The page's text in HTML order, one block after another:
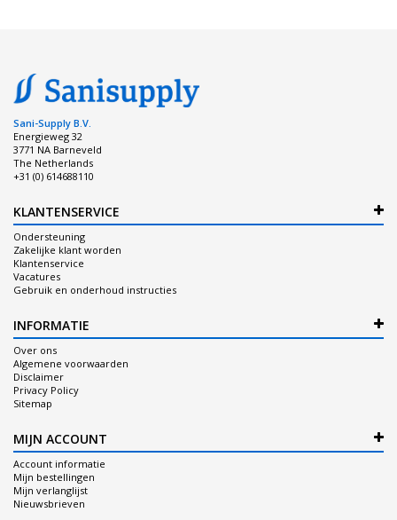
Sani-Supply B.V.
Energieweg 32
3771 NA Barneveld
The Netherlands
+31 (0) 614688110
KLANTENSERVICE
Ondersteuning
Zakelijke klant worden
Klantenservice
Vacatures
Gebruik en onderhoud instructies
INFORMATIE
Over ons
Algemene voorwaarden
Disclaimer
Privacy Policy
Sitemap
MIJN ACCOUNT
Account informatie
Mijn bestellingen
Mijn verlanglijst
Nieuwsbrieven